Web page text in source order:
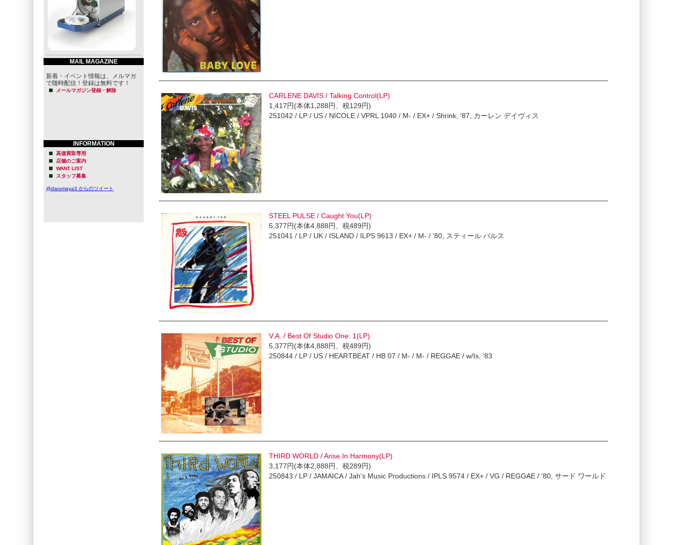
MAIL MAGAZINE
新着・イベント情報は、メルマガ
で随時配信！登録は無料です！
メールマガジン登録・解除
INFORMATION
高価買取専用
店舗のご案内
WANT LIST
スタッフ募集
@darumaya3 からのツイート
CARLENE DAVIS / Talking Control(LP)
1,417円(本体1,288円、税129円)
251042 / LP / US / NICOLE / VPRL 1040 / M- / EX+ / Shrink, '87, カーレン デイヴィス
STEEL PULSE / Caught You(LP)
5,377円(本体4,888円、税489円)
251041 / LP / UK / ISLAND / ILPS 9613 / EX+ / M- / '80, スティール パルス
V.A. / Best Of Studio One: 1(LP)
5,377円(本体4,888円、税489円)
250844 / LP / US / HEARTBEAT / HB 07 / M- / M- / REGGAE / w/Is, '83
THIRD WORLD / Arise In Harmony(LP)
3,177円(本体2,888円、税289円)
250843 / LP / JAMAICA / Jah's Music Productions / IPLS 9574 / EX+ / VG / REGGAE / '80, サード ワールド